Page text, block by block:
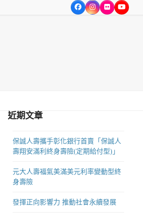
FacebookInstagram
FlickrYouTube
近期文章
保誠人壽攜手彰化銀行首賣「保誠人
壽翔安滿利終身壽險(定期給付型)」
元大人壽福氣美滿美元利率變動型終
身壽險
發揮正向影響力 推動社會永續發展